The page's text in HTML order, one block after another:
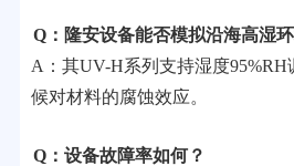
Q：隆安设备能否模拟沿海高湿
A：其UV-H系列支持湿度
候对材料的腐蚀效应。
Q：设备故障率如何？